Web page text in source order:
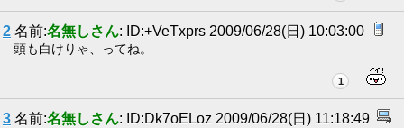
2 名前:名無しさん: ID:+VeTxprs 2009/06/28(日) 10:03:00
頭も白けりゃ、ってね。
1
3 名前:名無しさん: ID:Dk7oELoz 2009/06/28(日) 11:18:49